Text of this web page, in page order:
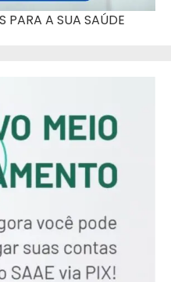
PARA A SUA SAÚDE